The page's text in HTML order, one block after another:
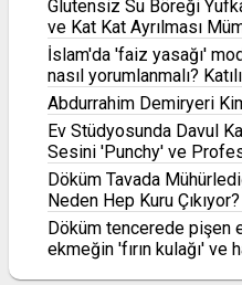
Glutensiz Su Böreği
ve Kat Kat Ayrılması
İslam'da 'faiz yasağı'
nasıl yorumlanmalı?
Abdurrahim Demiryeri
Ev Stüdyosunda Davul
Sesini 'Punchy' ve
Döküm Tavada
Neden Hep Kuru
Döküm tencerede pişen
ekmeğin 'fırın kulağı' ve